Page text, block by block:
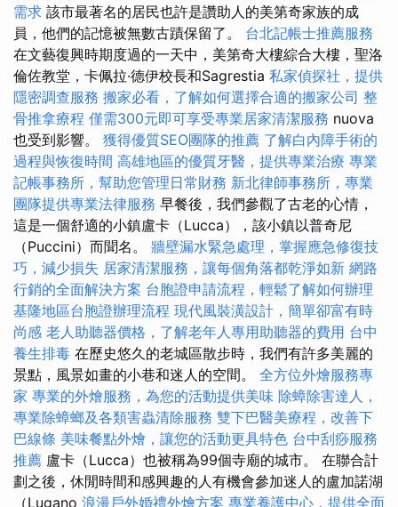
需求 該市最著名的居民也許是讚助人的美第奇家族的成
員，他們的記憶被無數古蹟保留了。 台北記帳士推薦服務
在文藝復興時期度過的一天中，美第奇大樓綜合大樓，聖洛
倫佐教堂，卡佩拉·德伊校長和Sagrestia 私家偵探社，提供
隱密調查服務 搬家必看，了解如何選擇合適的搬家公司 整
骨推拿療程 僅需300元即可享受專業居家清潔服務 nuova
也受到影響。 獲得優質SEO團隊的推薦 了解白內障手術的
過程與恢復時間 高雄地區的優質牙醫，提供專業治療 專業
記帳事務所，幫助您管理日常財務 新北律師事務所，專業
團隊提供專業法律服務 早餐後，我們參觀了古老的心情，
這是一個舒適的小鎮盧卡（Lucca），該小鎮以普奇尼
（Puccini）而聞名。 牆壁漏水緊急處理，掌握應急修復技
巧，減少損失 居家清潔服務，讓每個角落都乾淨如新 網路
行銷的全面解決方案 台胞證申請流程，輕鬆了解如何辦理
基隆地區台胞證辦理流程 現代風裝潢設計，簡單卻富有時
尚感 老人助聽器價格，了解老年人專用助聽器的費用 台中
養生排毒 在歷史悠久的老城區散步時，我們有許多美麗的
景點，風景如畫的小巷和迷人的空間。 全方位外燴服務專
家 專業的外燴服務，為您的活動提供美味 除蟑除害達人，
專業除蟑螂及各類害蟲清除服務 雙下巴醫美療程，改善下
巴線條 美味餐點外燴，讓您的活動更具特色 台中刮痧服務
推薦 盧卡（Lucca）也被稱為99個寺廟的城市。 在聯合計
劃之後，休閒時間和感興趣的人有機會參加迷人的盧加諾湖
（Lugano 浪漫戶外婚禮外燴方案 專業養護中心，提供全面